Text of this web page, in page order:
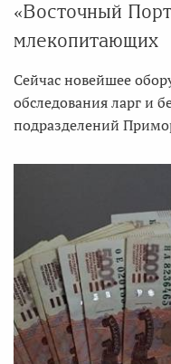
«Восточный
млекопитающих
Сейчас новейшее
обследования ларг и
подразделений